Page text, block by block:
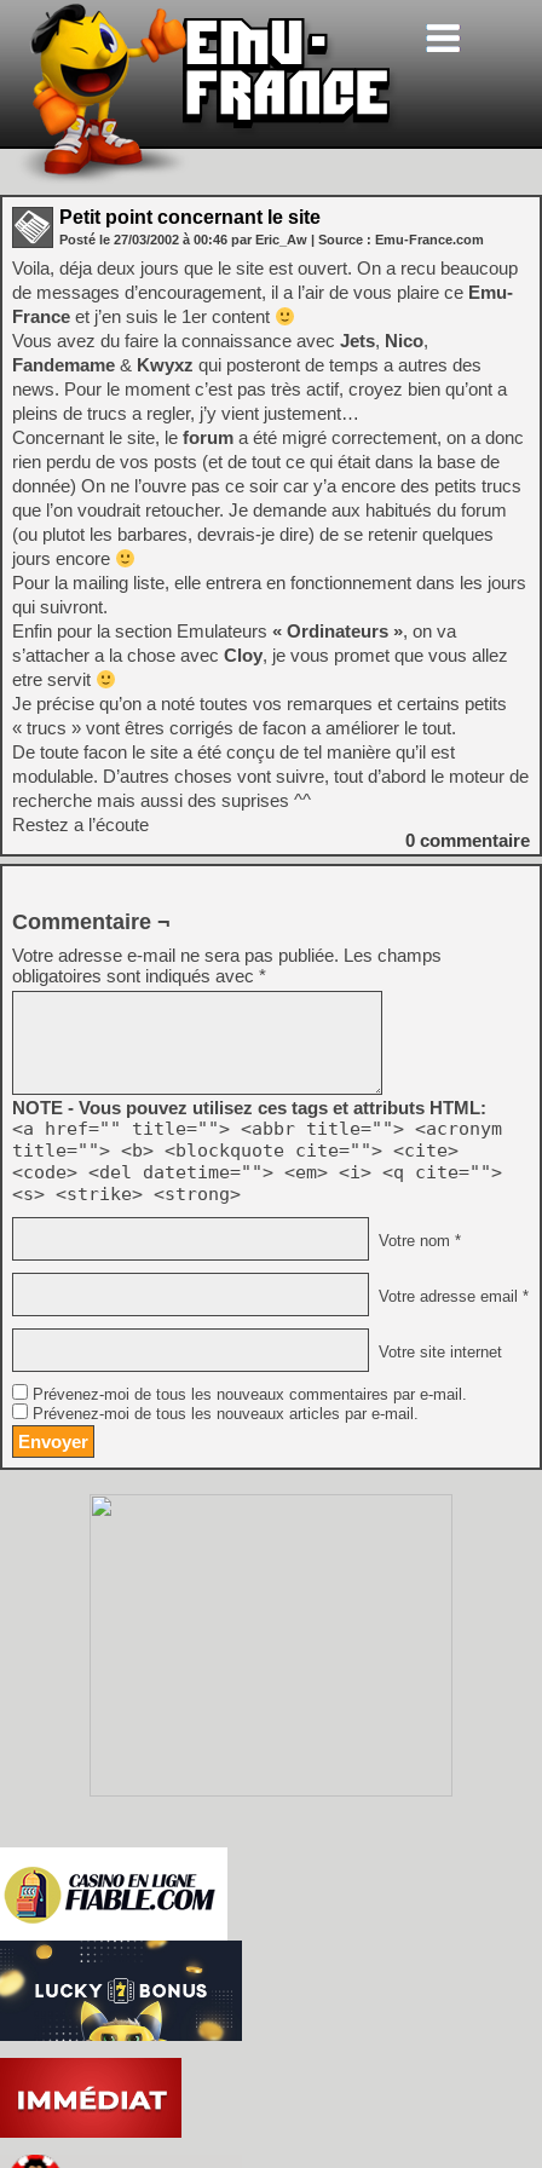
Petit point concernant le site
Posté le 27/03/2002 à 00:46 par Eric_Aw | Source : Emu-France.com
Voila, déja deux jours que le site est ouvert. On a recu beaucoup
de messages d’encouragement, il a l’air de vous plaire ce Emu-
France et j’en suis le 1er content
Vous avez du faire la connaissance avec Jets, Nico,
Fandemame & Kwyxz qui posteront de temps a autres des
news. Pour le moment c’est pas très actif, croyez bien qu’ont a
pleins de trucs a regler, j’y vient justement…
Concernant le site, le forum a été migré correctement, on a donc
rien perdu de vos posts (et de tout ce qui était dans la base de
donnée) On ne l’ouvre pas ce soir car y’a encore des petits trucs
que l’on voudrait retoucher. Je demande aux habitués du forum
(ou plutot les barbares, devrais-je dire) de se retenir quelques
jours encore
Pour la mailing liste, elle entrera en fonctionnement dans les jours
qui suivront.
Enfin pour la section Emulateurs « Ordinateurs », on va
s’attacher a la chose avec Cloy, je vous promet que vous allez
etre servit
Je précise qu’on a noté toutes vos remarques et certains petits
« trucs » vont êtres corrigés de facon a améliorer le tout.
De toute facon le site a été conçu de tel manière qu’il est
modulable. D’autres choses vont suivre, tout d’abord le moteur de
recherche mais aussi des suprises ^^
Restez a l’écoute
0 commentaire
Commentaire ¬
Votre adresse e-mail ne sera pas publiée. Les champs
obligatoires sont indiqués avec *
NOTE - Vous pouvez utilisez ces tags et attributs HTML:
<a href="" title=""> <abbr title=""> <acronym
title=""> <b> <blockquote cite=""> <cite>
<code> <del datetime=""> <em> <i> <q cite="">
<s> <strike> <strong>
Votre nom *
Votre adresse email *
Votre site internet
Prévenez-moi de tous les nouveaux commentaires par e-mail.
Prévenez-moi de tous les nouveaux articles par e-mail.